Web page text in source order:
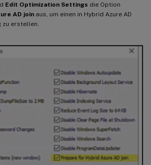
Edit Optimization Settings die Option
AD join aus, um einen in Hybrid Azure AD
zu erstellen.